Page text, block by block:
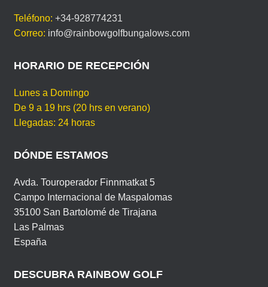
O
M
e
b
o
k
er
e
st A
p
Teléfono: +34-928774231
Correo: info@rainbowgolfbungalows.com
HORARIO DE RECEPCIÓN
Lunes a Domingo
De 9 a 19 hrs (20 hrs en verano)
Llegadas: 24 horas
DÓNDE ESTAMOS
Avda. Touroperador Finnmatkat 5
Campo Internacional de Maspalomas
35100 San Bartolomé de Tirajana
Las Palmas
España
DESCUBRA RAINBOW GOLF